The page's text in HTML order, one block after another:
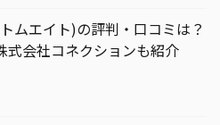
ムエイト)の評判・口コミは？
式会社コネクションも紹介